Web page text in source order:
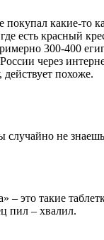
какие-
есть красный
300-400
через
действует похоже.
не
это такие
пил – хвалил.